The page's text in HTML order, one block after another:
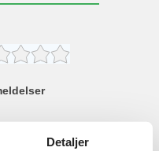
Detaljer